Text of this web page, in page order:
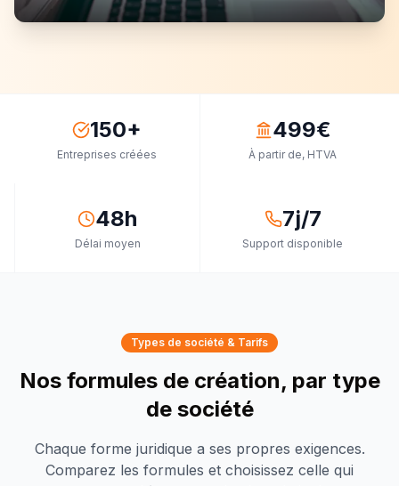
150+
Entreprises créées
499€
À partir de, HTVA
48h
Délai moyen
7j/7
Support disponible
Types de société & Tarifs
Nos formules de création, par type
de société
Chaque forme juridique a ses propres exigences.
Comparez les formules et choisissez celle qui